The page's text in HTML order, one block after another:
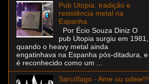
Pub Utopia: tradição e
resistência metal na
Espanha
Por Écio Souza Diniz O
pub Utopia surgiu em 1981,
quando o heavy metal ainda
engatinhava na Espanha pós-ditadura, e
é reconhecido como um ...
Sarcófago - Ame ou odeie!!!